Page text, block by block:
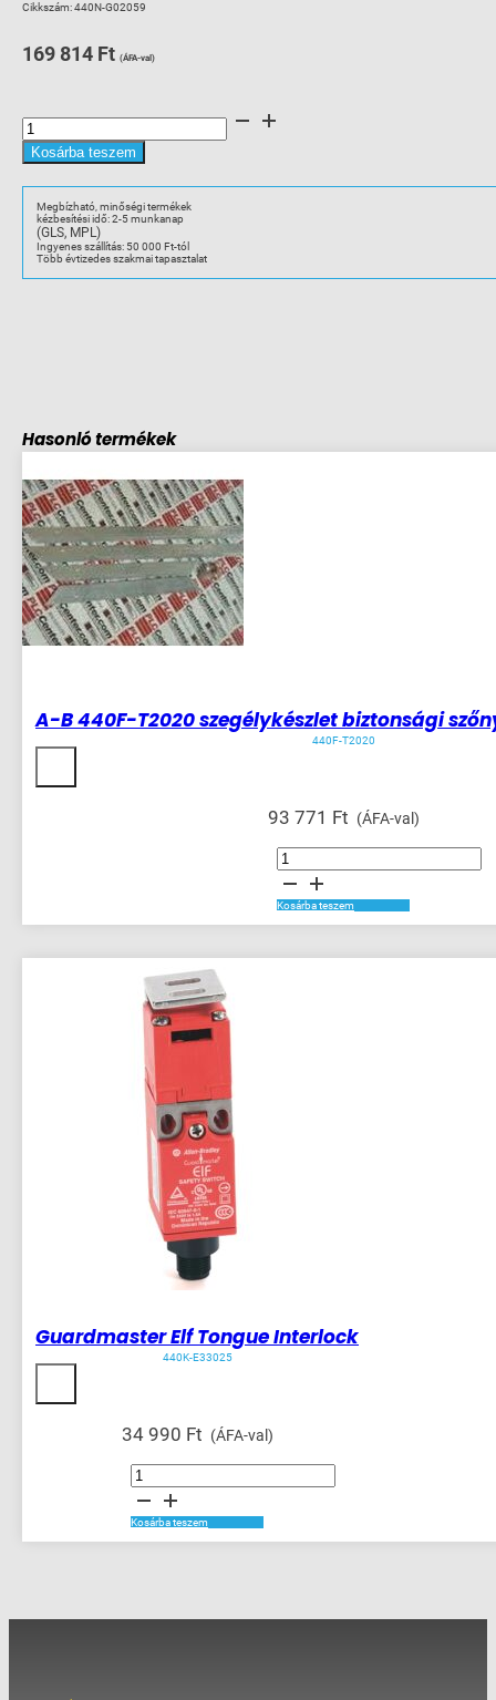
Cikkszám:440N-G02059
169 814 Ft (ÁFA-val)
440N-
G02059
FRS-
mágneses
reteszkapcsoló,
2N/C+1N/O
mennyiség
Kosárba teszem
Megbízható, minőségi termékek
kézbesítési idő: 2-5 munkanap
(GLS, MPL)
Ingyenes szállítás: 50 000 Ft-tól
Több évtizedes szakmai tapasztalat
Hasonló termékek
A-B 440F-T2020 szegélykészlet biztonsági
440F-T2020
93 771 Ft (ÁFA-val)
A-
T2020
szegélykészlet
biztonsági
szőnyeghez
Kosárba teszem
Guardmaster Elf Tongue Interlock
440K-E33025
34 990 Ft (ÁFA-val)
Guardmaster
Elf
Interlock
mennyiség
Kosárba teszem